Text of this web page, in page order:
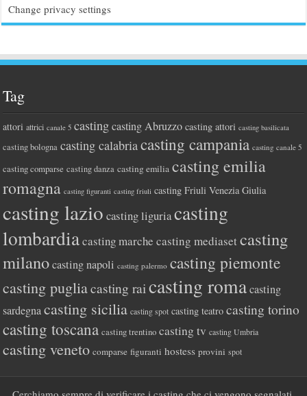
Change privacy settings
Tag
attori attrici canale 5 casting casting Abruzzo casting attori casting basilicata
casting bologna casting calabriacasting campania casting canale 5
casting comparse casting danza casting emilia casting emilia
romagna casting figuranti casting friuli casting Friuli Venezia Giulia
casting lazio casting liguriacasting
lombardiacasting marche casting mediasetcasting
milano casting napoli casting palermo casting piemonte
casting pugliacasting rai casting roma casting
sardegna casting sicilia casting spot casting teatro casting torino
casting toscana casting trentino casting tv casting Umbria
casting veneto comparse figuranti hostess provini spot